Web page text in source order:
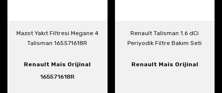
Mazot Yakıt Filtresi Megane 4
Talisman 165571618R
Renault Mais Orijinal
165571618R
Renault Talisman 1.6 dCi
Periyodik Filtre Bakım Seti
Renault Mais Orijinal